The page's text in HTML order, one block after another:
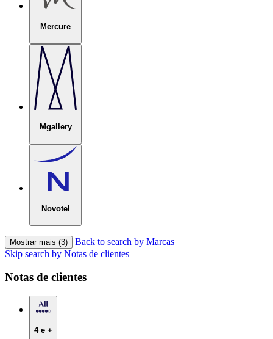
Mercure
Mgallery
Novotel
Mostrar mais (3)
Back to search by Marcas
Skip search by Notas de clientes
Notas de clientes
4 e +